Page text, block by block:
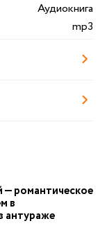
Аудиокнига
mp3
романтическое
в
антураже